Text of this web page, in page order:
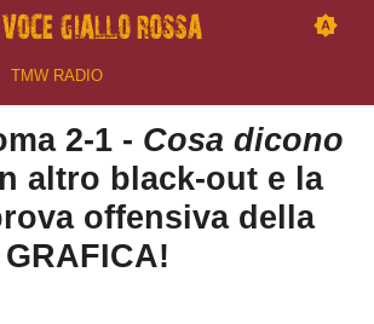
TMW RADIO
2-1 - Cosa dicono
altro black-out e la
offensiva della